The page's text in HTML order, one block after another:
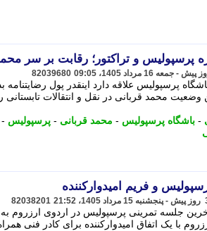
پرسپولیس و تراکتور؛ رقابت بر سر
82039680
پرسپولیس علاقه دارد اینقدر پول رضایتنامه
محمد قربانی در نقل و انتقالات تابستانی
- باشگاه پرسپولیس - محمد قربانی - پرسپولیس -
و فریم امیدوارکننده
21:52
82038201
جلسه تمرینی پرسپولیس در اردوی ارزروم
با یک اتفاق امیدوارکننده برای کادر فنی